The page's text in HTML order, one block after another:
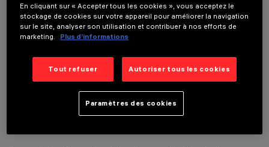
DONNÉES TECHNIQUES
DERNIÈRE MISE À JOUR: 01/08/2026
En cliquant sur « Accepter tous les cookies », vous acceptez le
stockage de cookies sur votre appareil pour améliorer la navigation
sur le site, analyser son utilisation et contribuer à nos efforts de
marketing.
Plus d’informations
Tout refuser Autoriser tous les cookies
Paramètres des cookies